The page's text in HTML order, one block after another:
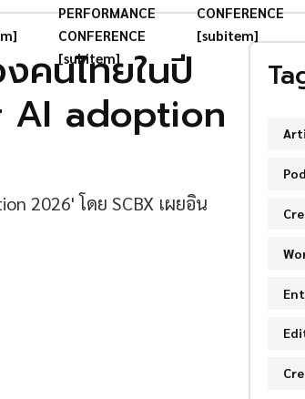
PERFORMANCE
CONFERENCE
[subitem]
CONFERENCE
[subitem]
คนไทยในปี
AI adoption
2026' โดย SCBX เผยอิน